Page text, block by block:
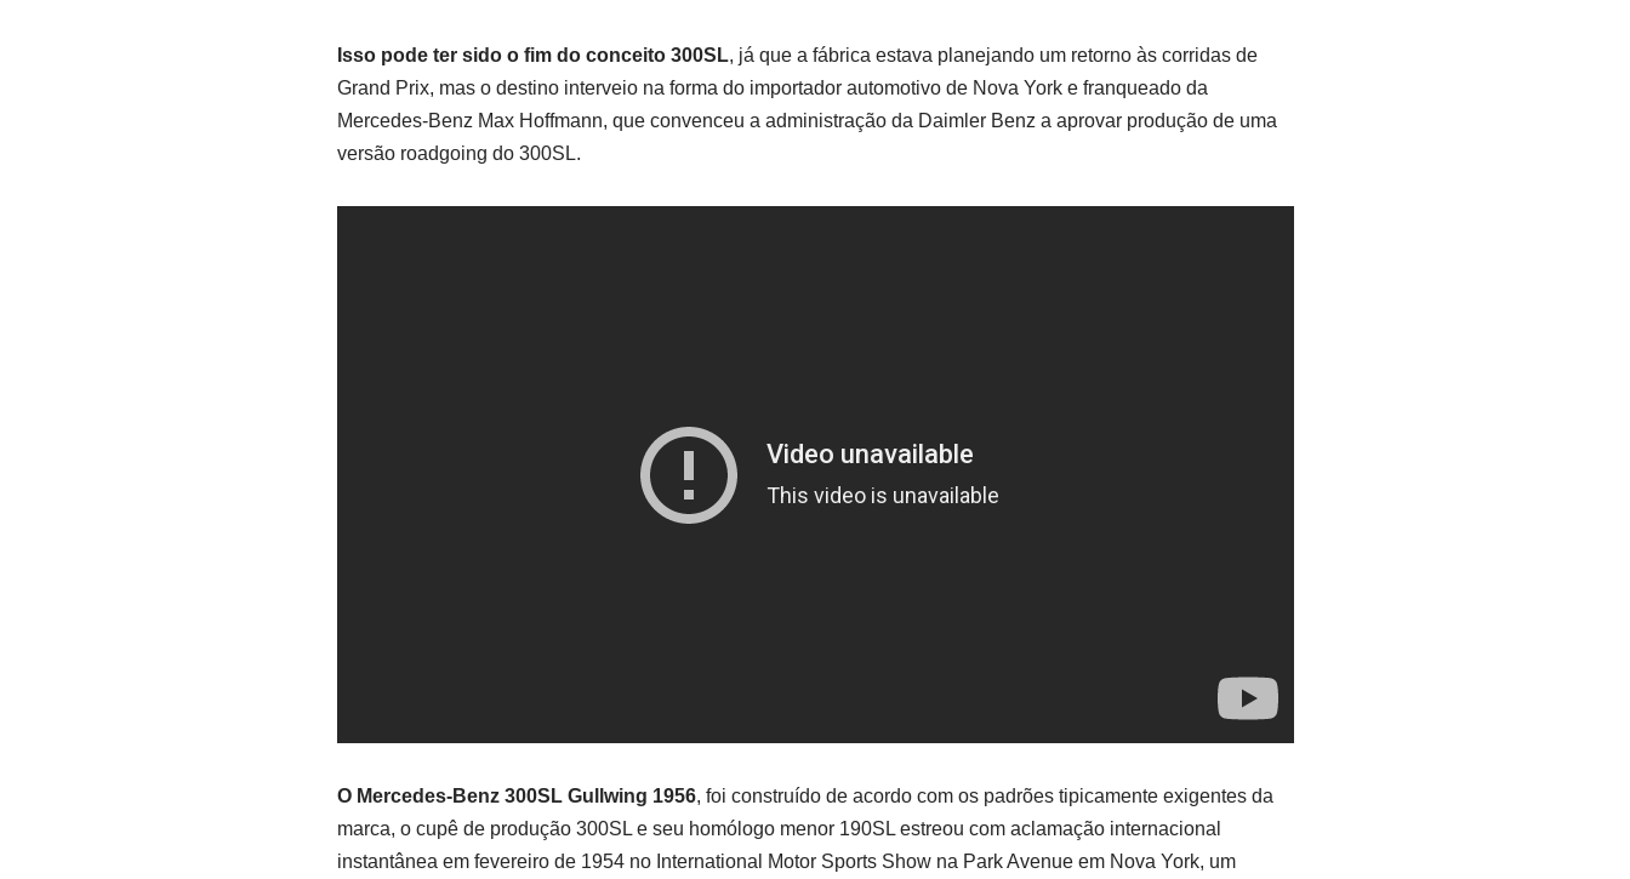
Isso pode ter sido o fim do conceito 300SL, já que a fábrica estava planejando um retorno às corridas de
Grand Prix, mas o destino interveio na forma do importador automotivo de Nova York e franqueado da
Mercedes-Benz Max Hoffmann, que convenceu a administração da Daimler Benz a aprovar produção de uma
versão roadgoing do 300SL.
O Mercedes-Benz 300SL Gullwing 1956, foi construído de acordo com os padrões tipicamente exigentes da
marca, o cupê de produção 300SL e seu homólogo menor 190SL estreou com aclamação internacional
instantânea em fevereiro de 1954 no International Motor Sports Show na Park Avenue em Nova York, um